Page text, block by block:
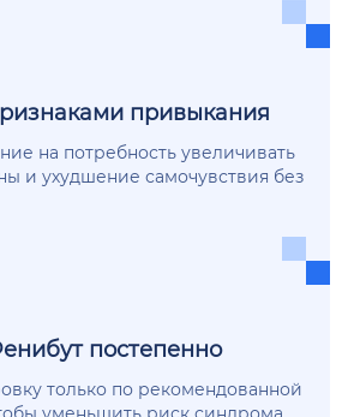
привыкания
на потребность увеличивать
и ухудшение самочувствия без
постепенно
только по рекомендованной